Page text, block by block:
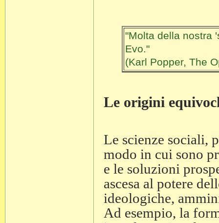
"Molta della nostra
Evo."
(Karl Popper, The
Le origini
Le scienze sociali,
modo in cui sono
e le soluzioni
ascesa al potere
ideologiche,
Ad esempio, la